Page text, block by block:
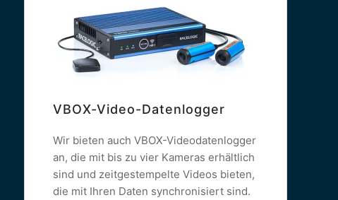
VBOX-Video-Datenlogger
Wir bieten auch VBOX-Videodatenlogger
an, die mit bis zu vier Kameras erhältlich
sind und zeitgestempelte Videos bieten,
die mit Ihren Daten synchronisiert sind.